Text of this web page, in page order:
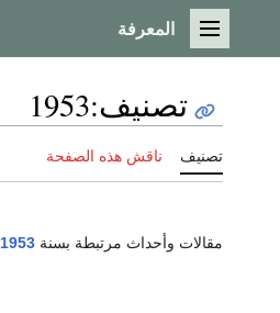
القائمة الرئيسية
المعرفة
تصنيف:
1953
تصنيف ناقش هذه الصفحة
مقالات وأحداث مرتبطة بسنة 1953